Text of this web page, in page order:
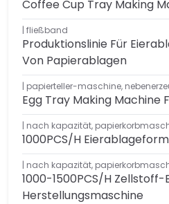
Coffee Cup Tray Making
fließband
Produktionslinie Für
Von Papierablagen
papierteller-maschine,
Egg Tray Making Machine
nach kapazität,
1000PCS/H
nach kapazität,
1000-1500PCS/H
Herstellungsmaschine